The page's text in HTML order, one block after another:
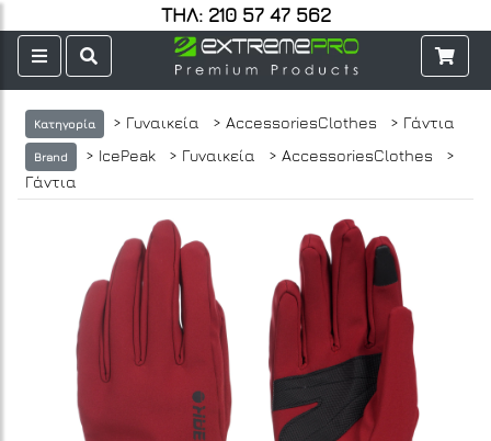
ΤΗΛ: 210 57 47 562
Κατηγορία > Γυναικεία > AccessoriesClothes > Γάντια
Brand > IcePeak > Γυναικεία > AccessoriesClothes
>
Γάντια